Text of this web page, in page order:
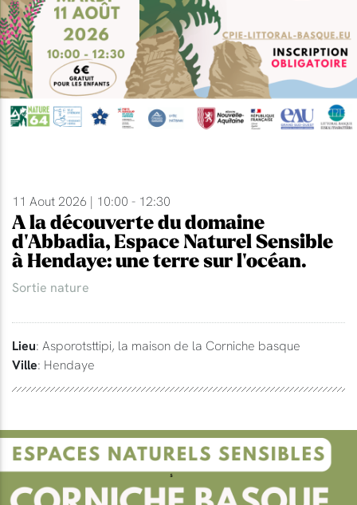
11 Aout 2026 | 10:00 - 12:30
A la découverte du domaine
d'Abbadia, Espace Naturel Sensible
à Hendaye: une terre sur l'océan.
Sortie nature
Lieu: Asporotsttipi, la maison de la Corniche basque
Ville: Hendaye